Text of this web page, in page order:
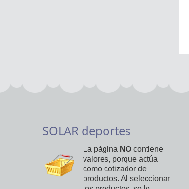
SOLAR deportes
La página NO contiene
valores, porque actúa
como cotizador de
productos. Al seleccionar